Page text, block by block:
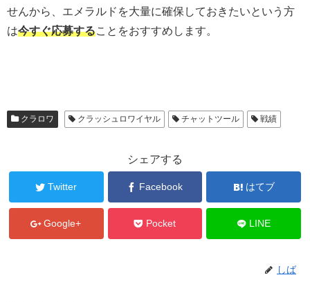
せんから、エメラルドを大量に確保しておきたいという方
は今すぐ応募することをおすすめします。
クラロワ クラッシュロワイヤル チャットツール 戦績
シェアする
Twitter Facebook はてブ
Google+ Pocket LINE
しば